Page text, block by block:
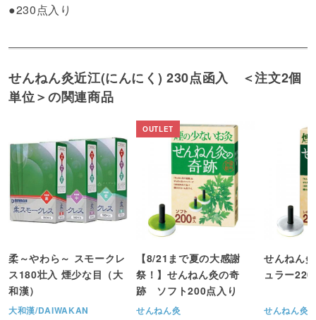
●230点入り
せんねん灸近江(にんにく) 230点函入 ＜注文2個
単位＞の関連商品
柔～やわら～ スモークレ
ス180壮入 煙少な目（大
和漢）
大和漢/DAIWAKAN
【8/21まで夏の大感謝
祭！】せんねん灸の奇
跡 ソフト200点入り
せんねん灸
せんねん
ュラー
せんねん灸